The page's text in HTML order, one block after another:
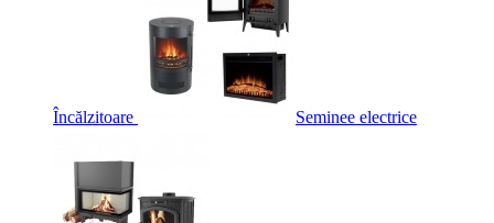
Încălzitoare Seminee electrice